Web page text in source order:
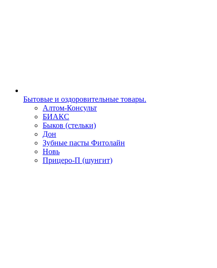
Бытовые и оздоровительные товары.
Алтом-Консульт
БИАКС
Быков (стельки)
Дон
Зубные пасты Фитолайн
Новь
Прицеро-П (шунгит)